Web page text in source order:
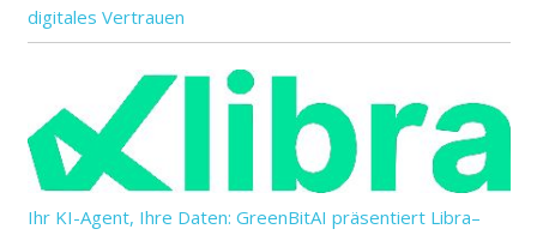
digitales Vertrauen
Ihr KI-Agent, Ihre Daten: GreenBitAI präsentiert Libra–